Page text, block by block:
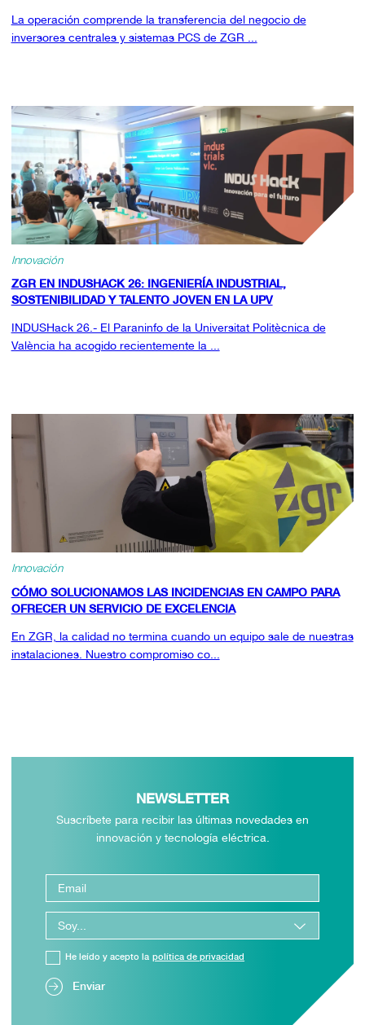
La operación comprende la transferencia del negocio de
inversores centrales y sistemas PCS de ZGR ...
Innovación
ZGR EN INDUSHACK 26: INGENIERÍA INDUSTRIAL,
SOSTENIBILIDAD Y TALENTO JOVEN EN LA UPV
INDUSHack 26.- El Paraninfo de la Universitat Politècnica de
València ha acogido recientemente la ...
Innovación
CÓMO SOLUCIONAMOS LAS INCIDENCIAS EN CAMPO PARA
OFRECER UN SERVICIO DE EXCELENCIA
En ZGR, la calidad no termina cuando un equipo sale de nuestras
instalaciones. Nuestro compromiso co...
NEWSLETTER
Suscríbete para recibir las últimas novedades en
innovación y tecnología eléctrica.
Enviar
He leído y acepto la política de privacidad